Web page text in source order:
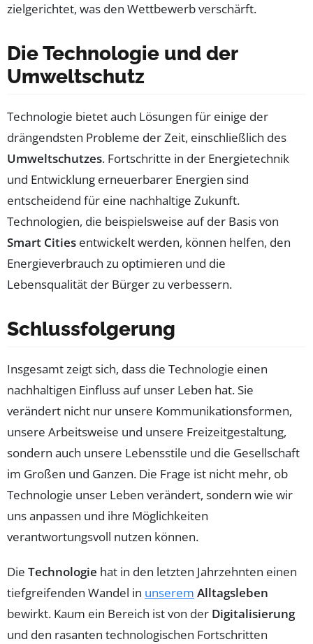
zielgerichtet, was den Wettbewerb verschärft.
Die Technologie und der
Umweltschutz
Technologie bietet auch Lösungen für einige der
drängendsten Probleme der Zeit, einschließlich des
Umweltschutzes. Fortschritte in der Energietechnik
und Entwicklung erneuerbarer Energien sind
entscheidend für eine nachhaltige Zukunft.
Technologien, die beispielsweise auf der Basis von
Smart Cities entwickelt werden, können helfen, den
Energieverbrauch zu optimieren und die
Lebensqualität der Bürger zu verbessern.
Schlussfolgerung
Insgesamt zeigt sich, dass die Technologie einen
nachhaltigen Einfluss auf unser Leben hat. Sie
verändert nicht nur unsere Kommunikationsformen,
unsere Arbeitsweise und unsere Freizeitgestaltung,
sondern auch unsere Lebensstile und die Gesellschaft
im Großen und Ganzen. Die Frage ist nicht mehr, ob
Technologie unser Leben verändert, sondern wie wir
uns anpassen und ihre Möglichkeiten
verantwortungsvoll nutzen können.
Die Technologie hat in den letzten Jahrzehnten einen
tiefgreifenden Wandel in unserem Alltagsleben
bewirkt. Kaum ein Bereich ist von der Digitalisierung
und den rasanten technologischen Fortschritten